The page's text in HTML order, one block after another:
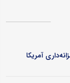
آمریکا